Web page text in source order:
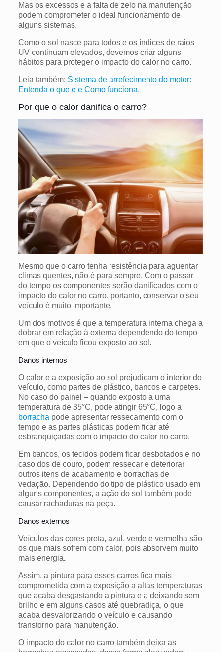
Mas os excessos e a falta de zelo na manutenção
podem comprometer o ideal funcionamento de
alguns sistemas.
Como o sol nasce para todos e os índices de raios
UV continuam elevados, devemos criar alguns
hábitos para proteger o impacto do calor no carro.
Leia também: Sistema de arrefecimento do motor:
Entenda o que é e Como funciona.
Por que o calor danifica o carro?
Mesmo que o carro tenha resistência para aguentar
climas quentes, não é para sempre. Com o passar
do tempo os componentes serão danificados com o
impacto do calor no carro, portanto, conservar o seu
veículo é muito importante.
Um dos motivos é que a temperatura interna chega a
dobrar em relação à externa dependendo do tempo
em que o veículo ficou exposto ao sol.
Danos internos
O calor e a exposição ao sol prejudicam o interior do
veículo, como partes de plástico, bancos e carpetes.
No caso do painel – quando exposto a uma
temperatura de 35°C, pode atingir 65°C, logo a
borracha pode apresentar ressecamento com o
tempo e as partes plásticas podem ficar até
esbranquiçadas com o impacto do calor no carro.
Em bancos, os tecidos podem ficar desbotados e no
caso dos de couro, podem ressecar e deteriorar
outros itens de acabamento e borrachas de
vedação. Dependendo do tipo de plástico usado em
alguns componentes, a ação do sol também pode
causar rachaduras na peça.
Danos externos
Veículos das cores preta, azul, verde e vermelha são
os que mais sofrem com calor, pois absorvem muito
mais energia.
Assim, a pintura para esses carros fica mais
comprometida com a exposição a altas temperaturas
que acaba desgastando a pintura e a deixando sem
brilho e em alguns casos até quebradiça, o que
acaba desvalorizando o veículo e causando
transtorno para manutenção.
O impacto do calor no carro também deixa as